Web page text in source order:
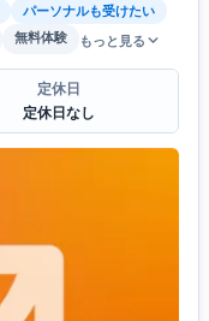
パーソナルも受けたい
無料体験 もっと見る
定休日
定休日なし